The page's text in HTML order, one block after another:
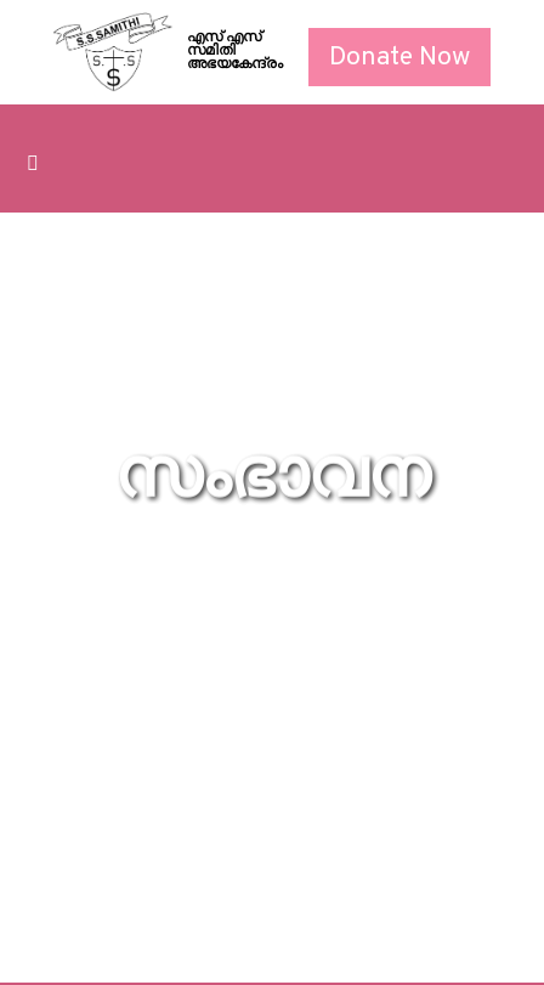
എസ് എസ്
സമിതി
അഭയകേന്ദ്രം Donate Now
സംഭാവന